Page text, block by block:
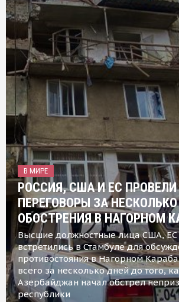
В МИРЕ
РОССИЯ, США И ЕС
ПЕРЕГОВОРЫ ЗА
ОБОСТРЕНИЯ В НАГОРНОМ
Высшие должностные лица США, ЕС
встретились в Стамбуле для
противостояния в Нагорном
всего за несколько дней до того,
Азербайджан начал обстрел
республики